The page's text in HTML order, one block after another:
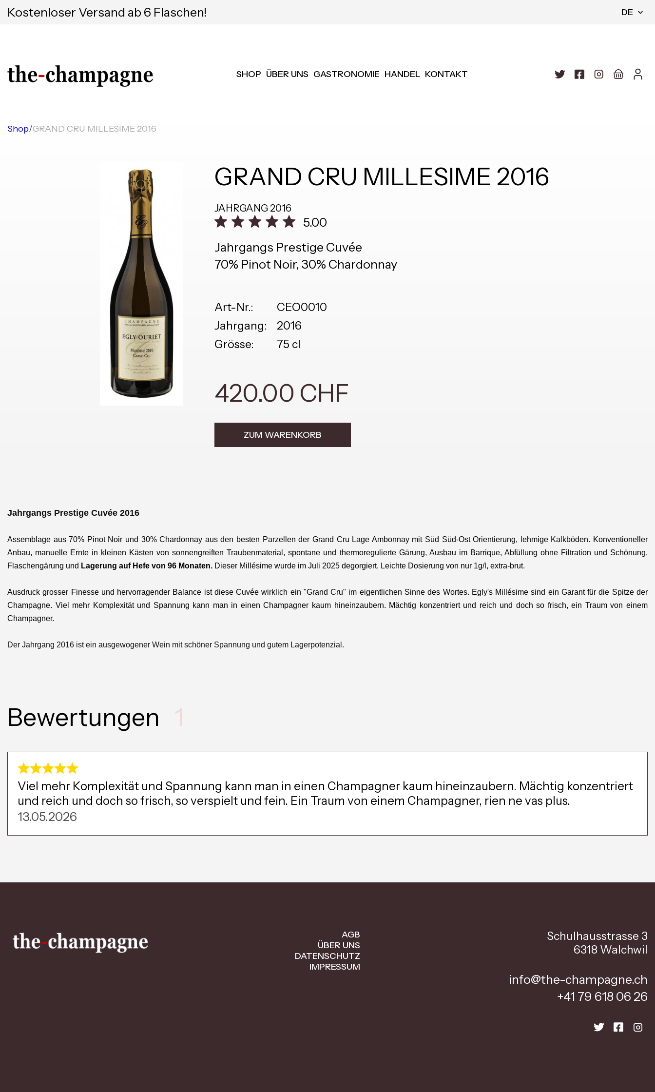
Kostenloser Versand ab 6 Flaschen! DE
SHOP ÜBER UNS GASTRONOMIE HANDEL KONTAKT
Shop/GRAND CRU MILLESIME 2016
GRAND CRU MILLESIME 2016
JAHRGANG 2016
5.00
Jahrgangs Prestige Cuvée
70% Pinot Noir, 30% Chardonnay
Art-Nr.:
CEO0010
Jahrgang:
2016
Grösse:
75 cl
420.00 CHF
ZUM WARENKORB
Jahrgangs Prestige Cuvée 2016
Assemblage aus 70% Pinot Noir und 30% Chardonnay aus den besten Parzellen der Grand Cru Lage Ambonnay mit Süd Süd-Ost Orientierung, lehmige Kalkböden. Konventioneller
Anbau, manuelle Ernte in kleinen Kästen von sonnengreiften Traubenmaterial, spontane und thermoregulierte Gärung, Ausbau im Barrique, Abfüllung ohne Filtration und Schönung,
Flaschengärung und Lagerung auf Hefe von 96 Monaten. Dieser Millésime wurde im Juli 2025 degorgiert. Leichte Dosierung von nur 1g/l, extra-brut.
Ausdruck grosser Finesse und hervorragender Balance ist diese Cuvée wirklich ein "Grand Cru" im eigentlichen Sinne des Wortes. Egly's Millésime sind ein Garant für die Spitze der
Champagne. Viel mehr Komplexität und Spannung kann man in einen Champagner kaum hineinzaubern. Mächtig konzentriert und reich und doch so frisch, ein Traum von einem
Champagner.
Der Jahrgang 2016 ist ein ausgewogener Wein mit schöner Spannung und gutem Lagerpotenzial.
Bewertungen 1
Viel mehr Komplexität und Spannung kann man in einen Champagner kaum hineinzaubern. Mächtig konzentriert
und reich und doch so frisch, so verspielt und fein. Ein Traum von einem Champagner, rien ne vas plus.
13.05.2026
AGB
ÜBER UNS
DATENSCHUTZ
IMPRESSUM
Schulhausstrasse 3
6318 Walchwil
info@the-champagne.ch
+41 79 618 06 26